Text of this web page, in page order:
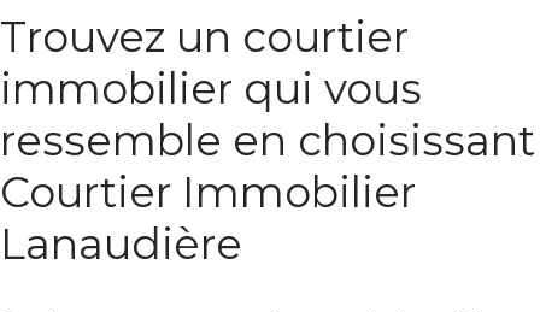
Trouvez un courtier
immobilier qui vous
ressemble en choisissant
Courtier Immobilier
Lanaudière